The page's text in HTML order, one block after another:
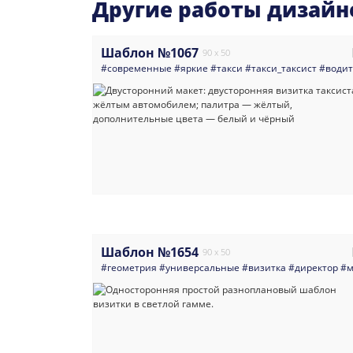
Другие работы
Шаблон №1067 90 x 50
#современные #яркие #такси #такси_таксист
Шаблон №1654 90 x 50
#геометрия #универсальные #визитка #директор